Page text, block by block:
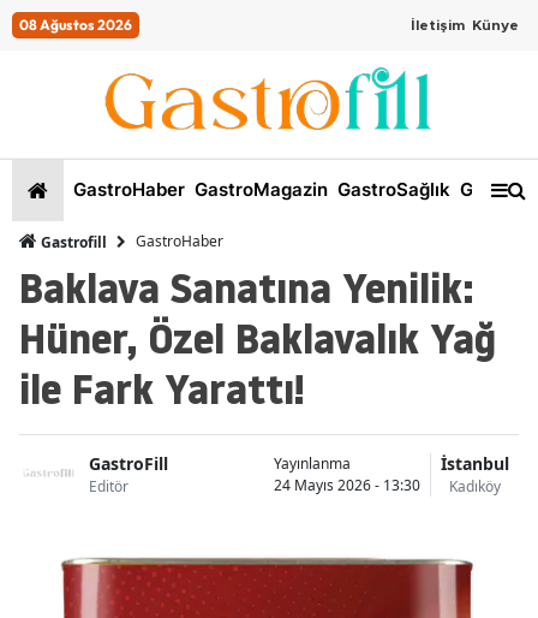
08 Ağustos 2026 İletişim Künye
GastroHaber GastroMagazin GastroSağlık
Gastrofill GastroHaber
Baklava Sanatına Yenilik:
Hüner, Özel Baklavalık Yağ
ile Fark Yarattı!
GastroFill
Editör
Yayınlanma
24 Mayıs 2026 - 13:30
İstanbul
Kadıköy